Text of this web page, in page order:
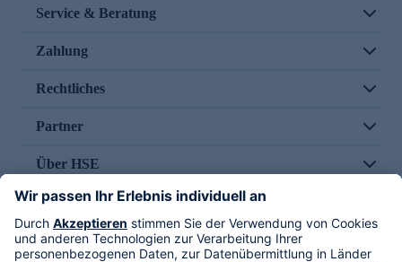
Service & Beratung
Zahlung
Rechtliches
Partner
Über HSE
Im TV
HSE International